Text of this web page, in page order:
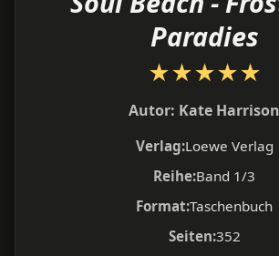
Paradies
★★★★★
Autor: Kate Harrison
Verlag:Loewe Verlag
Reihe:Band 1/3
Format:Taschenbuch
Seiten:352